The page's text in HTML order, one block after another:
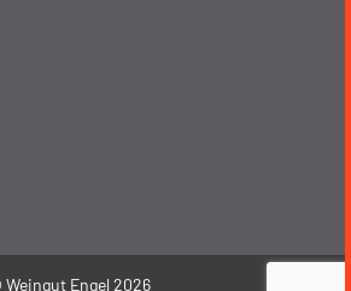
Engel 2026